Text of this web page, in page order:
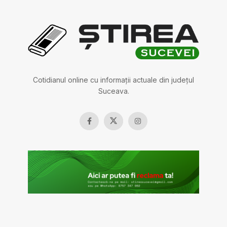
Cotidianul online cu informații actuale din județul
Suceava.